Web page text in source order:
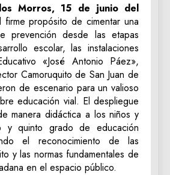
Morros, 15 de junio del
firme propósito de cimentar una
prevención desde las etapas
escolar, las instalaciones
«José Antonio Páez»,
Camoruquito de San Juan de
de escenario para un valioso
educación vial. El despliegue
manera didáctica a los niños y
y quinto grado de educación
el reconocimiento de las
y las normas fundamentales de
en el espacio público.